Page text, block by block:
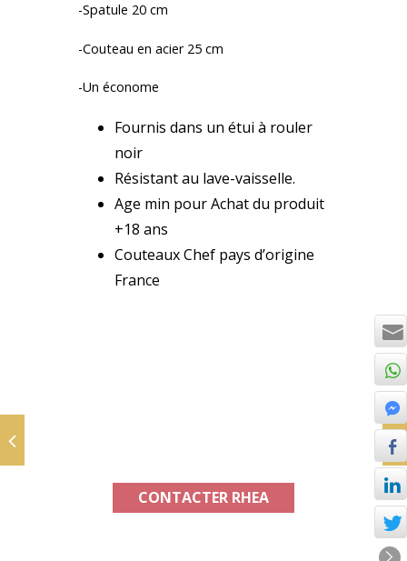
-Spatule 20 cm
-Couteau en acier 25 cm
-Un économe
Fournis dans un étui à rouler
noir
Résistant au lave-vaisselle.
Age min pour Achat du produit
+18 ans
Couteaux Chef pays d’origine
France
CONTACTER RHEA